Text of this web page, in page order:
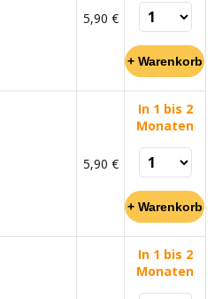
5,90 €
5,90 €
In 1 bis 2
Monaten
In 1 bis 2
Monaten